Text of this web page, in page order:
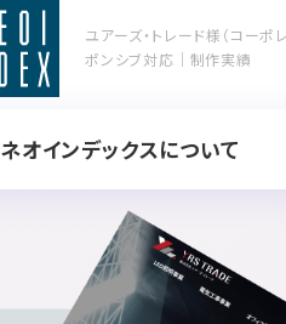
ネオインデックスについて
ユアーズ・トレード様（コー
ポンシブ対応｜制作実績